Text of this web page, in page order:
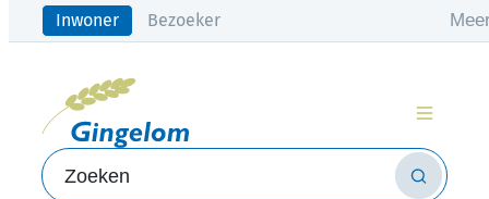
Naar inhoud
Inwoner Bezoeker
Gingelom
Zoeken Zoeken
Menu